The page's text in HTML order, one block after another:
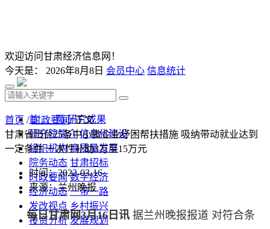
欢迎访问甘肃经济信息网！
今天是： 2026年8月8日 会员中心 信息统计
首 页 研究成果
研究院简介 信息化建设
组织机构 高质量发展
院务动态 甘肃招标
时政要闻 数字经济
经济动态 一带一路
发改视点 乡村振兴
投资分析 发展规划
首页 /时政要闻/ 正文
甘肃省出台25条中小微企业纾困帮扶措施 吸纳带动就业达到
一定条件 一次性补助3万至15万元
时间：2022-03-16
来源：兰州晚报
每日甘肃网3月16日讯 据兰州晚报报道 对符合条